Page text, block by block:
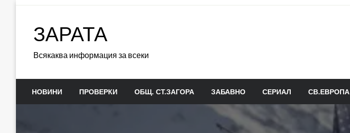
ЗАРАТА
Всякаква информация за всеки
НОВИНИ ПРОВЕРКИ ОБЩ. СТ.ЗАГОРА ЗАБАВНО СЕРИАЛ СВ.ЕВРОПА